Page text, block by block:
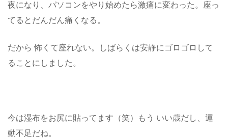
夜になり、パソコンをやり始めたら激痛に変わった。座っ
てるとだんだん痛くなる。
だから 怖くて座れない。しばらくは安静にゴロゴロして
ることにしました。
今は湿布をお尻に貼ってます（笑）もう いい歳だし、運
動不足だね。